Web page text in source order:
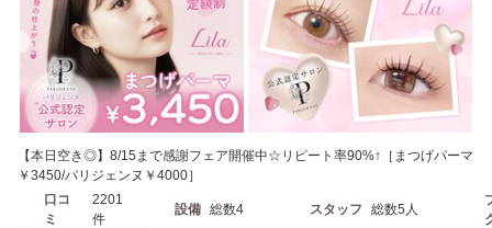
【本日空き◎】8/15まで感謝フェア開催中☆リピート率90%↑［まつげパーマ
￥3450/パリジェンヌ￥4000］
口コ
ミ
2201
件
設備 総数4 スタッフ 総数5人